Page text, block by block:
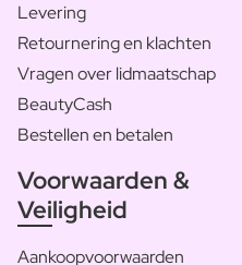
Levering
Retournering en klachten
Vragen over lidmaatschap
BeautyCash
Bestellen en betalen
Voorwaarden &
Veiligheid
Aankoopvoorwaarden